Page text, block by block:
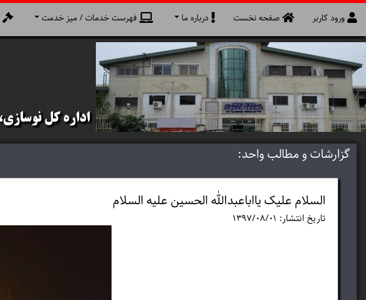
ورود کاربر صفحه نخست درباره ما فهرست خدمات / میز خدمت
گزارشات و مطالب واحد:
السلام علیک یااباعبدالله الحسین علیه السلام
تاریخ انتشار: ۱۳۹۷/۰۸/۰۱